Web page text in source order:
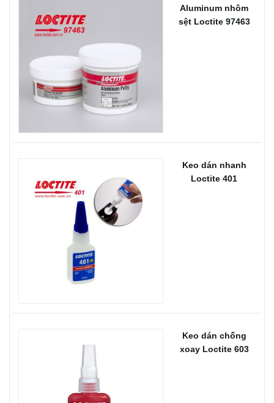
Aluminum nhôm
sệt Loctite 97463
Keo dán nhanh
Loctite 401
Keo dán chống
xoay Loctite 603